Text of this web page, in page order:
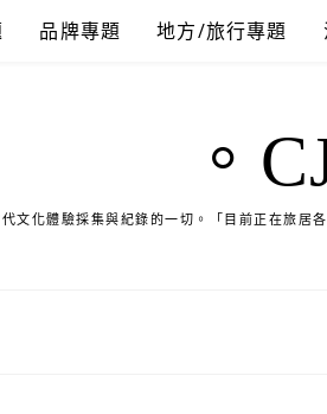
品牌專題 地方/旅行專題
。
文化體驗採集與紀錄的一切。「目前正在旅居